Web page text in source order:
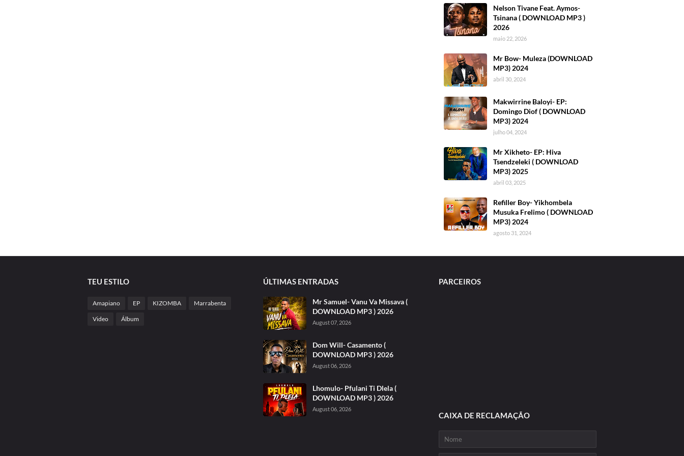
Nelson Tivane Feat. Aymos-
Tsinana ( DOWNLOAD MP3 )
2026
maio 22, 2026
Mr Bow- Muleza (DOWNLOAD
MP3) 2024
abril 30, 2024
Makwirrine Baloyi- EP:
Domingo Diof ( DOWNLOAD
MP3) 2024
julho 04, 2024
Mr Xikheto- EP: Hiva
Tsendzeleki ( DOWNLOAD
MP3) 2025
abril 03, 2025
Refiller Boy- Yikhombela
Musuka Frelimo ( DOWNLOAD
MP3) 2024
agosto 31, 2024
TEU ESTILO
Amapiano EP KIZOMBA Marrabenta
Video Álbum
ÚLTIMAS ENTRADAS
Mr Samuel- Vanu Va Missava (
DOWNLOAD MP3 ) 2026
August 07, 2026
Dom Will- Casamento (
DOWNLOAD MP3 ) 2026
August 06, 2026
Lhomulo- Pfulani Ti Dlela (
DOWNLOAD MP3 ) 2026
August 06, 2026
PARCEIROS
CAIXA DE RECLAMAÇÃO